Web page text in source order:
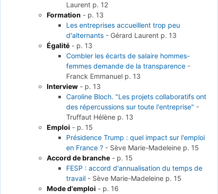
Laurent p. 12
Formation - p. 13
Les entreprises accueillent trop peu
d'alternants - Gérard Laurent p. 13
Égalité - p. 13
Combler les écarts de salaire hommes-
femmes demande de la transparence -
Franck Emmanuel p. 13
Interview - p. 13
Caroline Bloch. "Les projets collaboratifs ont
des répercussions sur toute l'entreprise" -
Truffaut Hélène p. 13
Emploi - p. 15
Présidence Trump : quel impact sur l'emploi
en France ? - Sève Marie-Madeleine p. 15
Accord de branche - p. 15
FESP : accord d'annualisation du temps de
travail - Sève Marie-Madeleine p. 15
Mode d'emploi - p. 16